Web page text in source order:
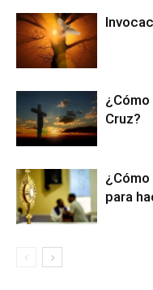
Cruz?
para